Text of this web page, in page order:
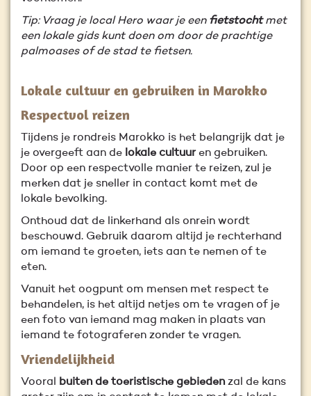
Tip: Vraag je local Hero waar je een fietstochtmet
een lokale gids kunt doen om door de prachtige
palmoases of de stad te fietsen.
Lokale cultuur en gebruiken in Marokko
Respectvol reizen
Tijdens je rondreis Marokko is het belangrijk dat je
je overgeeft aan de lokale cultuuren gebruiken.
Door op een respectvolle manier te reizen, zul je
merken dat je sneller in contact komt met de
lokale bevolking.
Onthoud dat de linkerhand als onrein wordt
beschouwd. Gebruik daarom altijd je rechterhand
om iemand te groeten, iets aan te nemen of te
eten.
Vanuit het oogpunt om mensen met respect te
behandelen, is het altijd netjes om te vragen of je
een foto van iemand mag maken in plaats van
iemand te fotograferen zonder te vragen.
Vriendelijkheid
Vooral buiten de toeristische gebiedenzal de kans